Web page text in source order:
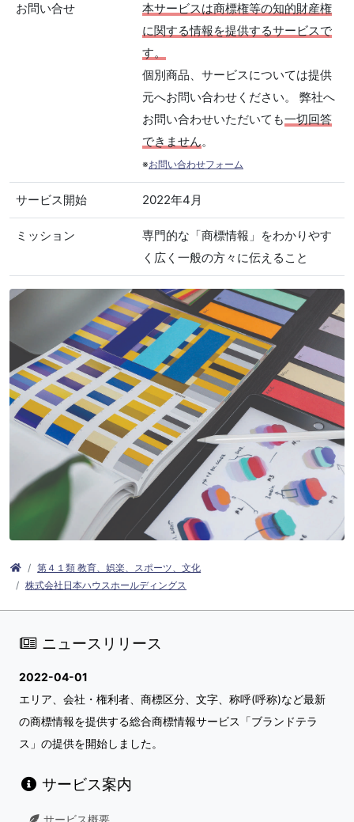
お問い合せ
本サービスは商標権等の知的財産権
に関する情報を提供するサービスで
す。
個別商品、サービスについては提供
元へお問い合わせください。 弊社へ
お問い合わせいただいても一切回答
できません。
※お問い合わせフォーム
サービス開始 2022年4月
ミッション
専門的な「商標情報」をわかりやす
く広く一般の方々に伝えること
第４１類 教育、娯楽、スポーツ、文化
株式会社日本ハウスホールディングス
ニュースリリース
2022-04-01
エリア、会社・権利者、商標区分、文字、称呼(呼称)など最新
の商標情報を提供する総合商標情報サービス「ブランドテラ
ス」の提供を開始しました。
サービス案内